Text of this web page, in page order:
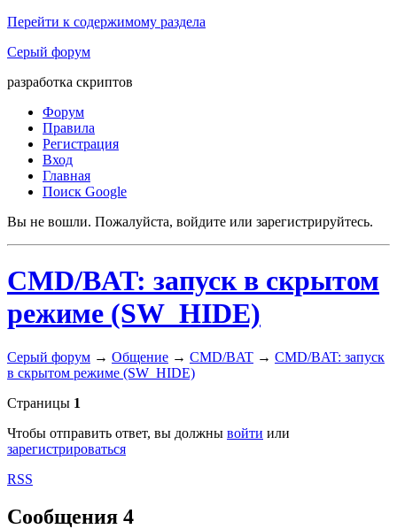
Перейти к содержимому раздела
Серый форум
разработка скриптов
Форум
Правила
Регистрация
Вход
Главная
Поиск Google
Вы не вошли. Пожалуйста, войдите или зарегистрируйтесь.
CMD/BAT: запуск в скрытом
режиме (SW_HIDE)
Серый форум → Общение → CMD/BAT → CMD/BAT: запуск
в скрытом режиме (SW_HIDE)
Страницы 1
Чтобы отправить ответ, вы должны войти или
зарегистрироваться
RSS
Сообщения 4